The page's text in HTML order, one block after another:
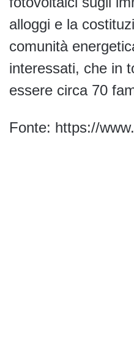
alloggi e la
comunità
interessati, che in
essere circa 70
Fonte: https://